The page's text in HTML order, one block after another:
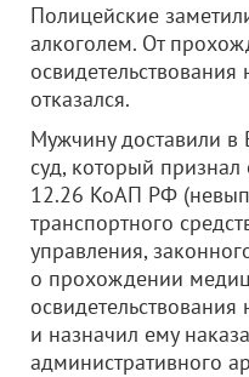
Полицейские
алкоголем. От
отказался.
Мужчину доставили
суд, который
12.26 КоАП РФ
транспортного
управления,
о прохождении
и назначил ему
административного